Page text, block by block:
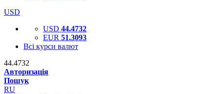
USD
USD 44.4732
EUR 51.3093
Всі курси валют
44.4732
Авторизація
Пошук
RU